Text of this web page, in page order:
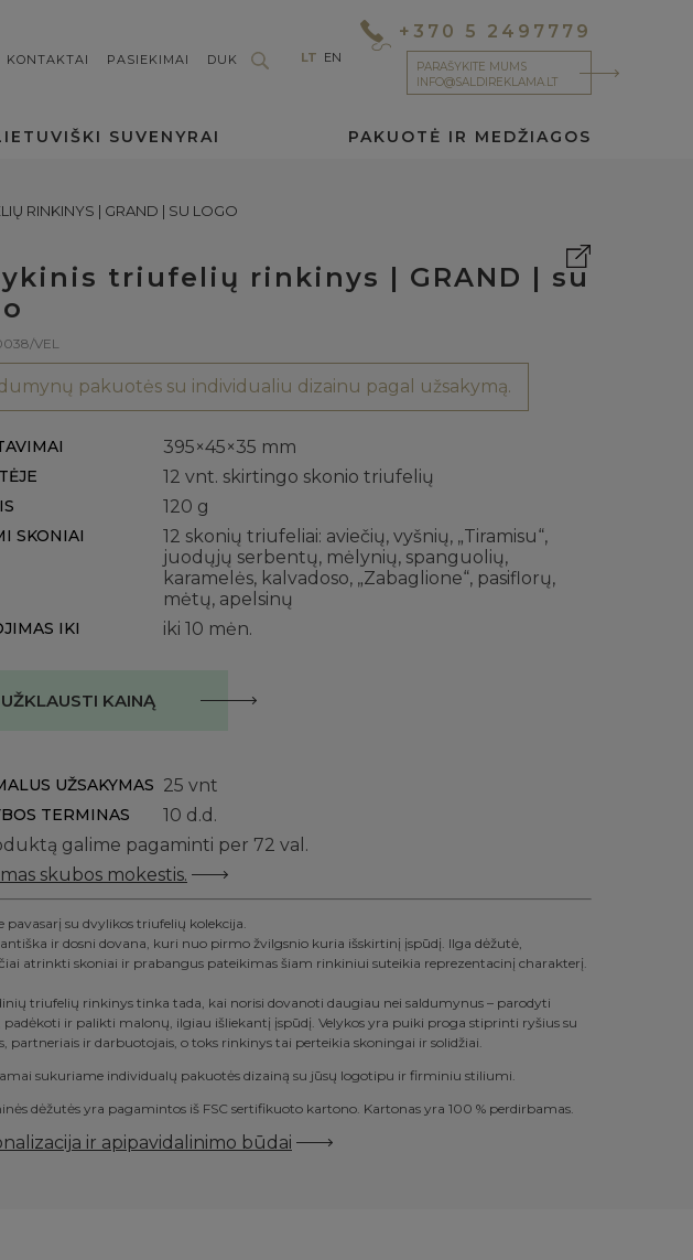
KONTAKTAI PASIEKIMAI DUK LT EN
+370 5 2497779
PARAŠYKITE MUMS
INFO@SALDIREKLAMA.LT
SUVENYRAI PAKUOTĖ IR MEDŽIAGOS
RINKINYS | GRAND | SU LOGO
triufelių rinkinys | GRAND | su
VEL
pakuotės su individualiu dizainu pagal užsakymą.
395×45×35 mm
12 vnt. skirtingo skonio triufelių
120 g
SKONIAI
12 skonių triufeliai: aviečių, vyšnių, „Tiramisu“,
juodųjų serbentų, mėlynių, spanguolių,
karamelės, kalvadoso, „Zabaglione“, pasiflorų,
mėtų, apelsinų
IKI iki 10 mėn.
UŽKLAUSTI KAINĄ
UŽSAKYMAS 25 vnt
TERMINAS
10 d.d.
galime pagaminti per 72 val.
skubos mokestis.
pavasarį su dvylikos triufelių kolekcija.
ir dosni dovana, kuri nuo pirmo žvilgsnio kuria išskirtinį įspūdį. Ilga dėžutė,
atrinkti skoniai ir prabangus pateikimas šiam rinkiniui suteikia reprezentacinį charakterį.
triufelių rinkinys tinka tada, kai norisi dovanoti daugiau nei saldumynus – parodyti
padėkoti ir palikti malonų, ilgiau išliekantį įspūdį. Velykos yra puiki proga stiprinti ryšius su
partneriais ir darbuotojais, o toks rinkinys tai perteikia skoningai ir solidžiai.
sukuriame individualų pakuotės dizainą su jūsų logotipu ir firminiu stiliumi.
dėžutės yra pagamintos iš FSC sertifikuoto kartono. Kartonas yra 100 % perdirbamas.
ir apipavidalinimo būdai